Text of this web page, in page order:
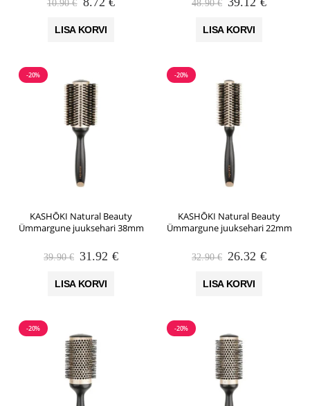
10.90€
oli:
LISA KORVI
48.90€
oli:
LISA KORVI
-20%
KASHŌKI Natural Beauty
Ümmargune juuksehari 38mm
39.90€ Algne
oli:
31.92 €Praegune
LISA KORVI
-20%
KASHŌKI Natural Beauty
Ümmargune juuksehari 22mm
32.90€ Algne
oli:
26.32 €
LISA KORVI
-20% -20%